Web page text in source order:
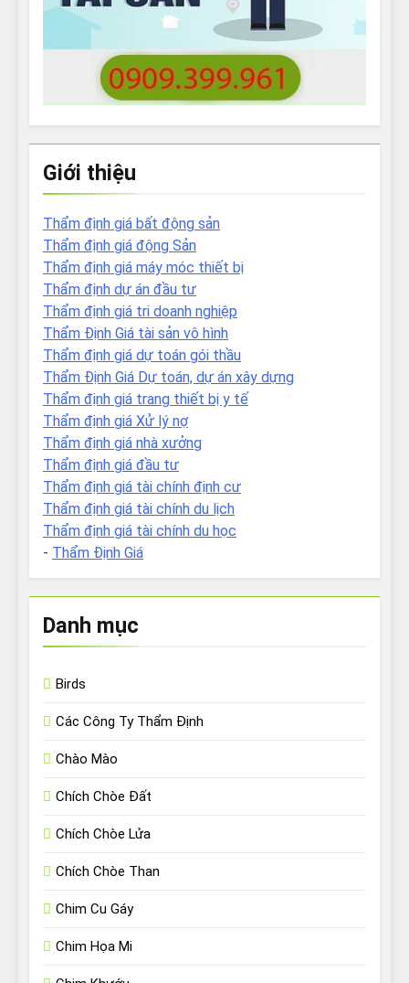
Giới thiệu
Thẩm định giá bất động sản
Thẩm định giá động Sản
Thẩm định giá máy móc thiết bị
Thẩm định dự án đầu tư
Thẩm định giá tri doanh nghiệp
Thẩm Định Giá tài sản vô hình
Thẩm định giá dự toán gói thầu
Thẩm Định Giá Dự toán, dự án xây dựng
Thẩm định giá trang thiết bị y tế
Thẩm định giá Xử lý nợ
Thẩm định giá nhà xưởng
Thẩm định giá đầu tư
Thẩm định giá tài chính định cư
Thẩm định giá tài chính du lịch
Thẩm định giá tài chính du học
- Thẩm Định Giá
Danh mục
Birds
Các Công Ty Thẩm Định
Chào Mào
Chích Chòe Đất
Chích Chòe Lửa
Chích Chòe Than
Chim Cu Gáy
Chim Họa Mi